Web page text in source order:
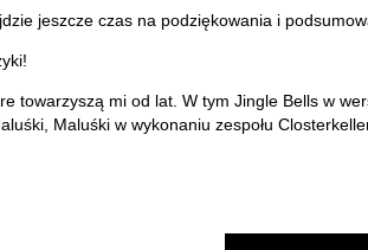
jeszcze czas na podziękowania i
towarzyszą mi od lat. W tym Jingle Bells w
Maluśki w wykonaniu zespołu